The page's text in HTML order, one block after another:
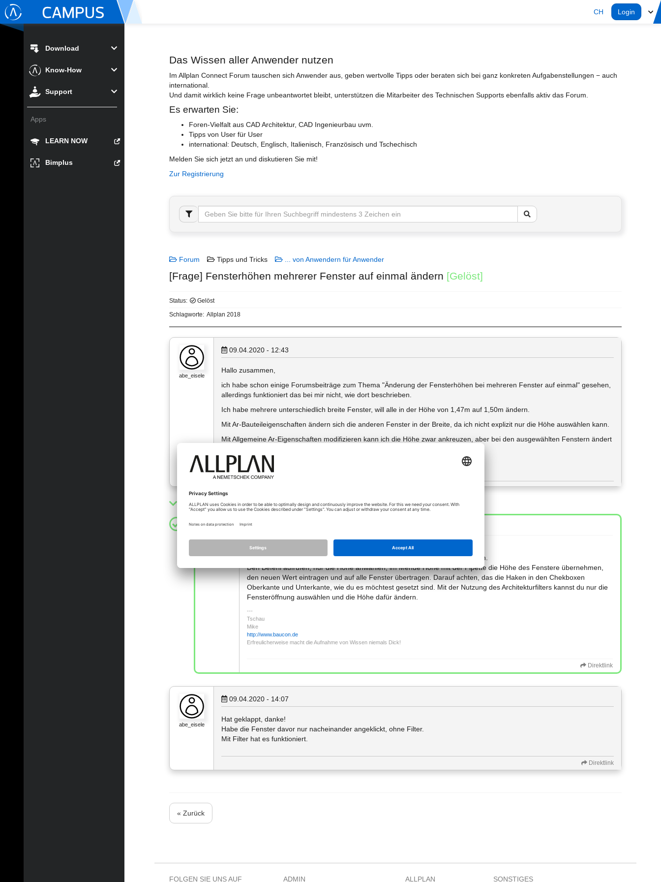
CH Login
Download
Know-How
Support
Apps
LEARN NOW
Bimplus
Das Wissen aller Anwender nutzen
Im Allplan Connect Forum tauschen sich Anwender aus, geben wertvolle Tipps oder beraten sich bei ganz konkreten Aufgabenstellungen − auch
international.
Und damit wirklich keine Frage unbeantwortet bleibt, unterstützen die Mitarbeiter des Technischen Supports ebenfalls aktiv das Forum.
Es erwarten Sie:
Foren-Vielfalt aus CAD Architektur, CAD Ingenieurbau uvm.
Tipps von User für User
international: Deutsch, Englisch, Italienisch, Französisch und Tschechisch
Melden Sie sich jetzt an und diskutieren Sie mit!
Zur Registrierung
Forum Tipps und Tricks ... von Anwendern für Anwender
[Frage] Fensterhöhen mehrerer Fenster auf einmal ändern [Gelöst]
Status:
Gelöst
Schlagworte: Allplan 2018
abe_eisele
09.04.2020 - 12:43
Hallo zusammen,
ich habe schon einige Forumsbeiträge zum Thema "Änderung der Fensterhöhen bei mehreren Fenster auf einmal" gesehen,
allerdings funktioniert das bei mir nicht, wie dort beschrieben.
Ich habe mehrere unterschiedlich breite Fenster, will alle in der Höhe von 1,47m auf 1,50m ändern.
Mit Ar-Bauteileigenschaften ändern sich die anderen Fenster in der Breite, da ich nicht explizit nur die Höhe auswählen kann.
Mit Allgemeine Ar-Eigenschaften modifizieren kann ich die Höhe zwar ankreuzen, aber bei den ausgewählten Fenstern ändert
Was mache ich falsch?
Lösung anzeigen
Hallo,
Mit Allgemeine Ar-Eigenschaften modifizieren kannst du nur die Höhe ändern.
Den Befehl aufrufen, nur die Höhe anwählen, im Menue Höhe mit der Pipette die Höhe des Fenstere übernehmen,
den neuen Wert eintragen und auf alle Fenster übertragen. Darauf achten, das die Haken in den Chekboxen
Oberkante und Unterkante, wie du es möchtest gesetzt sind. Mit der Nutzung des Architekturfilters kannst du nur die
Fensteröffnung auswählen und die Höhe dafür ändern.
Tschau
Mike
http://www.baucon.de
Erfreulicherweise macht die Aufnahme von Wissen niemals Dick!
Direktlink
abe_eisele
09.04.2020 - 14:07
Hat geklappt, danke!
Habe die Fenster davor nur nacheinander angeklickt, ohne Filter.
Mit Filter hat es funktioniert.
Direktlink
« Zurück
FOLGEN SIE UNS AUF ADMIN ALLPLAN SONSTIGES